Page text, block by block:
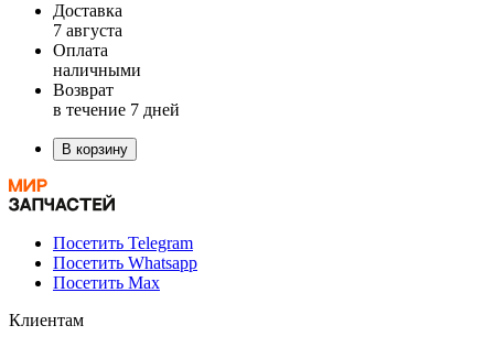
Доставка
7 августа
Оплата
наличными
Возврат
в течение 7 дней
В корзину
Посетить Telegram
Посетить Whatsapp
Посетить Max
Клиентам